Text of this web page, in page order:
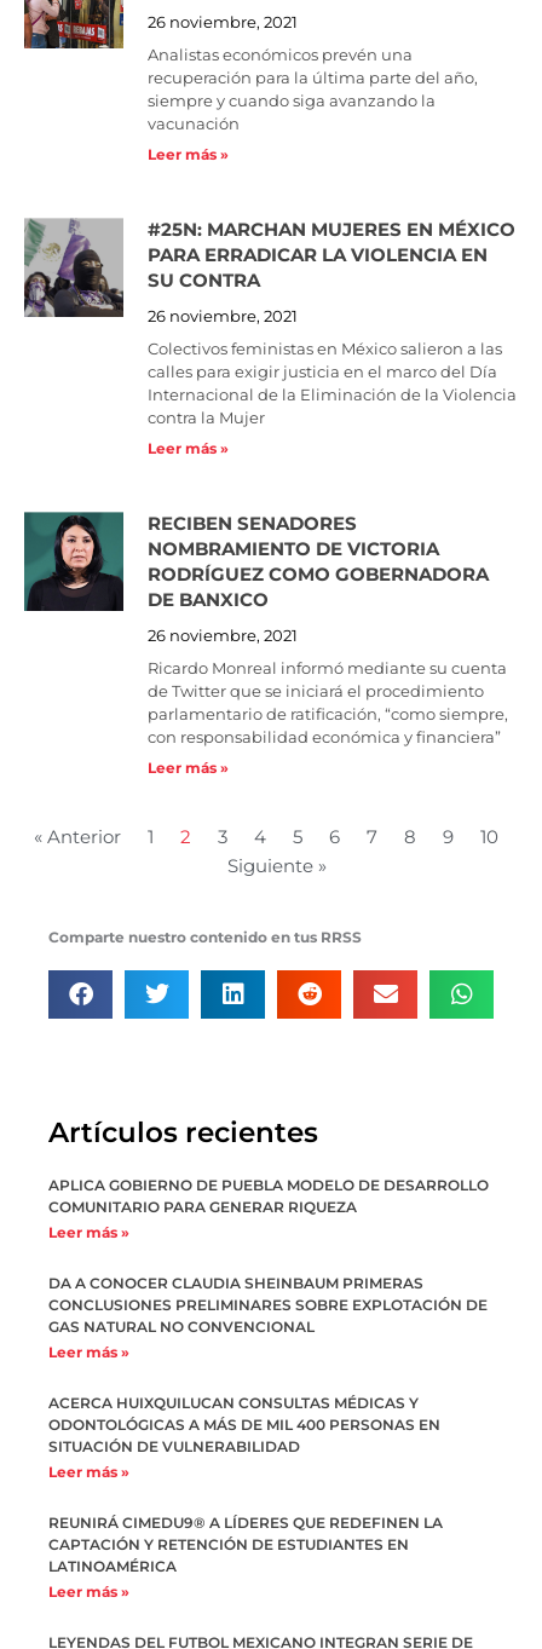
26 noviembre, 2021
Analistas económicos prevén una
recuperación para la última parte del año,
siempre y cuando siga avanzando la
vacunación
Leer más »
#25N: MARCHAN MUJERES EN MÉXICO
PARA ERRADICAR LA VIOLENCIA EN
SU CONTRA
26 noviembre, 2021
Colectivos feministas en México salieron a las
calles para exigir justicia en el marco del Día
Internacional de la Eliminación de la Violencia
contra la Mujer
Leer más »
RECIBEN SENADORES
NOMBRAMIENTO DE VICTORIA
RODRÍGUEZ COMO GOBERNADORA
DE BANXICO
26 noviembre, 2021
Ricardo Monreal informó mediante su cuenta
de Twitter que se iniciará el procedimiento
parlamentario de ratificación, “como siempre,
con responsabilidad económica y financiera”
Leer más »
« Anterior 1 2 3 4 5 6 7 8 9
10
Siguiente »
Comparte nuestro contenido en tus RRSS
Artículos recientes
APLICA GOBIERNO DE PUEBLA MODELO DE DESARROLLO
COMUNITARIO PARA GENERAR RIQUEZA
Leer más »
DA A CONOCER CLAUDIA SHEINBAUM PRIMERAS
CONCLUSIONES PRELIMINARES SOBRE EXPLOTACIÓN DE
GAS NATURAL NO CONVENCIONAL
Leer más »
ACERCA HUIXQUILUCAN CONSULTAS MÉDICAS Y
ODONTOLÓGICAS A MÁS DE MIL 400 PERSONAS EN
SITUACIÓN DE VULNERABILIDAD
Leer más »
REUNIRÁ CIMEDU9®️ A LÍDERES QUE REDEFINEN LA
CAPTACIÓN Y RETENCIÓN DE ESTUDIANTES EN
LATINOAMÉRICA
Leer más »
LEYENDAS DEL FUTBOL MEXICANO INTEGRAN SERIE DE